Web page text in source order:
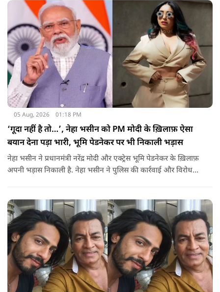
05 Aug, 2026 01:18 PM
‘गूदा नहीं है तो…’, नेहा भसीन को PM मोदी के ख़िलाफ़ ऐसा
बयान देना पड़ा भारी, भूमि पेडनेकर पर भी निकाली भड़ास
नेहा भसीन ने प्रधानमंत्री नरेंद्र मोदी और एक्ट्रेस भूमि पेडनेकर के ख़िलाफ़
अपनी भड़ास निकाली है. नेहा भसीन ने पुलिस की कार्रवाई और विरोध